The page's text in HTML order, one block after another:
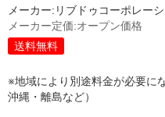
メーカー: リブドゥコーポレー
メーカー定価:オープン価格
送料無料
※地域により別途料金が必要に
沖縄・離島など）